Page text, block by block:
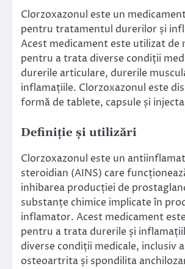
Clorzoxazonul este un
pentru tratamentul durerilor și
Acest medicament este utilizat de
pentru a trata diverse condiții
durerile articulare, durerile
inflamațiile. Clorzoxazonul este
formă de tablete, capsule și
Definiție și utilizări
Clorzoxazonul este un
steroidian (AINS) care
inhibarea producției de
substanțe chimice implicate în
inflamator. Acest medicament
pentru a trata durerile și
diverse condiții medicale, inclusiv
osteoartrita și spondilita